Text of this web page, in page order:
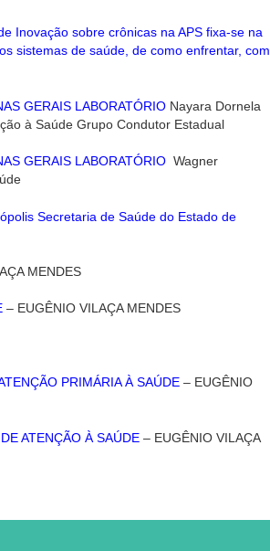
Inovação sobre crônicas na APS fixa‐se na
sistemas de saúde, de como enfrentar, com
GERAIS LABORATÓRIO Nayara Dornela
à Saúde Grupo Condutor Estadual
GERAIS LABORATÓRIO Wagner
Secretaria de Saúde do Estado de
MENDES
– EUGÊNIO VILAÇA MENDES
PRIMÁRIA À SAÚDE – EUGÊNIO
ATENÇÃO À SAÚDE – EUGÊNIO VILAÇA